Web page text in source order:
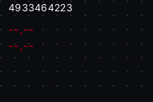
4933464223
Cena:
--,--
Cena:
--,--